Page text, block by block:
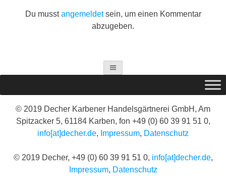
Du musstangemeldetsein, um einen Kommentar
abzugeben.
© 2019 Decher Karbener Handelsgärtnerei GmbH, Am
Spitzacker 5, 61184 Karben, fon +49 (0) 60 39 91 51 0,
info[at]decher.de, Impressum, Datenschutz
© 2019 Decher, +49 (0) 60 39 91 51 0, info[at]decher.de,
Impressum, Datenschutz